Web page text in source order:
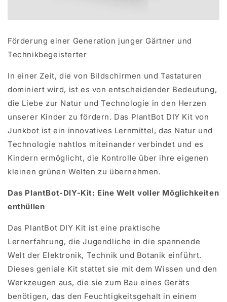
Förderung einer Generation junger Gärtner und
Technikbegeisterter
In einer Zeit, die von Bildschirmen und Tastaturen
dominiert wird, ist es von entscheidender Bedeutung,
die Liebe zur Natur und Technologie in den Herzen
unserer Kinder zu fördern. Das PlantBot DIY Kit von
Junkbot ist ein innovatives Lernmittel, das Natur und
Technologie nahtlos miteinander verbindet und es
Kindern ermöglicht, die Kontrolle über ihre eigenen
kleinen grünen Welten zu übernehmen.
Das PlantBot-DIY-Kit: Eine Welt voller Möglichkeiten
enthüllen
Das PlantBot DIY Kit ist eine praktische
Lernerfahrung, die Jugendliche in die spannende
Welt der Elektronik, Technik und Botanik einführt.
Dieses geniale Kit stattet sie mit dem Wissen und den
Werkzeugen aus, die sie zum Bau eines Geräts
benötigen, das den Feuchtigkeitsgehalt in einem